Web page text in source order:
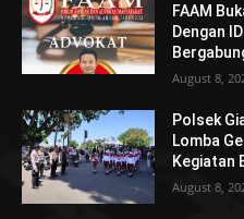
FAAM
Dengan
August 8,
Polsek
Lomba
Kegiatan
August 8,